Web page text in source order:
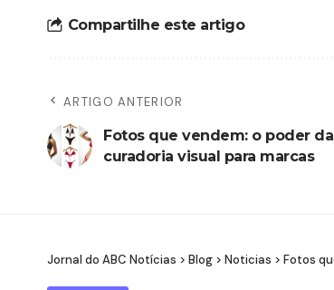
Compartilhe este artigo
ARTIGO ANTERIOR
Fotos que vendem: o poder da
curadoria visual para marcas
Jornal do ABC Notícias > Blog > Noticias > Fotos